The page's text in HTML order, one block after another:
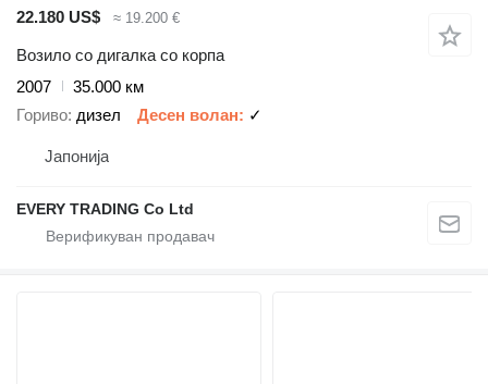
22.180 US$
≈ 19.200 €
Возило со дигалка со корпа
2007
35.000 км
Гориво дизел Десен волан ✓
Јапонија
EVERY TRADING Co Ltd